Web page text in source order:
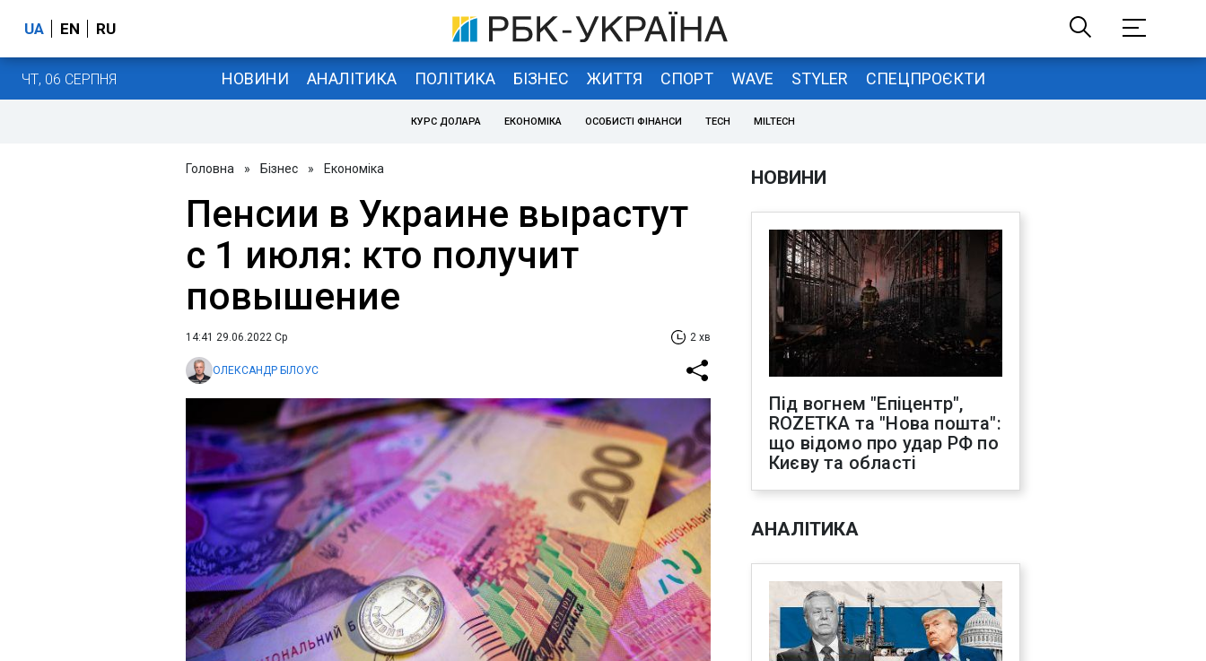
UA EN RU
ЧТ, 06 СЕРПНЯ НОВИНИ АНАЛІТИКА ПОЛІТИКА БІЗНЕС ЖИТТЯ СПОРТ WAVE STYLER СПЕЦПРОЄКТИ
КУРС ДОЛАРА ЕКОНОМІКА ОСОБИСТІ ФІНАНСИ TECH MILTECH
Головна » Бізнес » Економіка
Пенсии в Украине вырастут
с 1 июля: кто получит
повышение
14:41 29.06.2022 Ср 2 хв
ОЛЕКСАНДР БІЛОУС
НОВИНИ
Під вогнем "Епіцентр",
ROZETKA та "Нова пошта":
що відомо про удар РФ по
Києву та області
АНАЛІТИКА